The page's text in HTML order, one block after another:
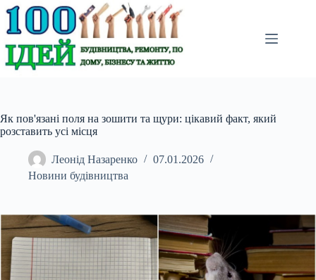
Перейти
до
вмісту
Як пов'язані поля на зошити та щури: цікавий факт, який
розставить усі місця
Леонід Назаренко
07.01.2026
Новини будівництва